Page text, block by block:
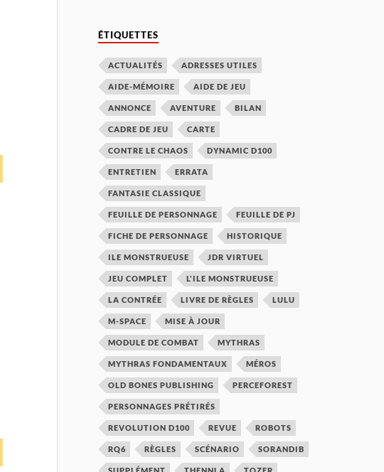
ÉTIQUETTES
ACTUALITÉS ADRESSES UTILES
AIDE-MÉMOIRE AIDE DE JEU
ANNONCE AVENTURE BILAN
CADRE DE JEU CARTE
CONTRE LE CHAOS DYNAMIC D100
ENTRETIEN ERRATA
FANTASIE CLASSIQUE
FEUILLE DE PERSONNAGE FEUILLE DE PJ
FICHE DE PERSONNAGE HISTORIQUE
ILE MONSTRUEUSE JDR VIRTUEL
JEU COMPLET L'ILE MONSTRUEUSE
LA CONTRÉE LIVRE DE RÈGLES LULU
M-SPACE MISE À JOUR
MODULE DE COMBAT MYTHRAS
MYTHRAS FONDAMENTAUX MÉROS
OLD BONES PUBLISHING PERCEFOREST
PERSONNAGES PRÉTIRÉS
REVOLUTION D100 REVUE ROBOTS
RQ6 RÈGLES SCÉNARIO SORANDIB